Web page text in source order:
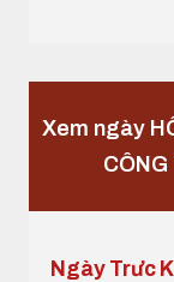
Xem ngày
CÔNG
Ngày Trưc